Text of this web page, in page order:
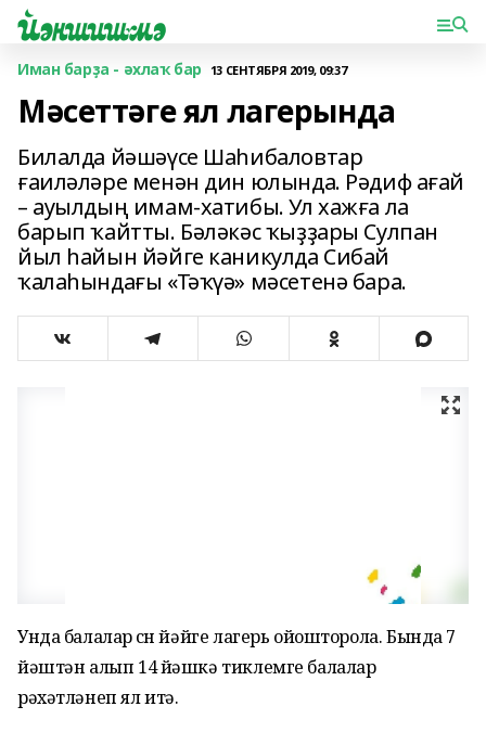
Иман барҙа - әхлаҡ бар 13 СЕНТЯБРЯ 2019, 09:37
Мәсеттәге ял лагерында
Билалда йәшәүсе Шаһибаловтар
ғаиләләре менән дин юлында. Рәдиф ағай
– ауылдың имам-хатибы. Ул хажға ла
барып ҡайтты. Бәләкәс ҡыҙҙары Сулпан
йыл һайын йәйге каникулда Сибай
ҡалаһындағы «Тәҡүә» мәсетенә бара.
Унда балалар өсөн йәйге лагерь ойошторола. Бында 7
йәштән алып 14 йәшкә тиклемге балалар
рәхәтләнеп ял итә.